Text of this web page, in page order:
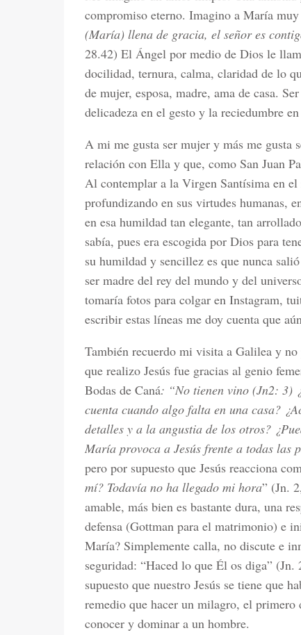
compromiso eterno. Imagino a María
(María) llena de gracia, el señor es
28.42) El Ángel por medio de Dios le
docilidad, ternura, calma, claridad de lo
de mujer, esposa, madre, ama de casa.
delicadeza en el gesto y la reciedumbre
A mi me gusta ser mujer y más me gusta
relación con Ella y que, como San Juan
Al contemplar a la Virgen Santísima en
profundizando en sus virtudes humanas,
en esa humildad tan elegante, tan
sabía, pues era escogida por Dios para
su humildad y sencillez es que nunca
ser madre del rey del mundo y del
tomaría fotos para colgar en Instagram,
escribir estas líneas me doy cuenta que
También recuerdo mi visita a Galilea y
que realizo Jesús fue gracias al genio
Bodas de Caná: “No tienen vino (Jn2: 3)
cuenta cuando algo falta en una casa?
detalles y a la angustia de los otros?
María provoca a Jesús frente a todas las
pero por supuesto que Jesús reacciona
mí? Todavía no ha llegado mi hora” (Jn.
amable, más bien es bastante dura, una
defensa (Gottman para el matrimonio) e
María? Simplemente calla, no discute e
seguridad: “Haced lo que Él os diga”
supuesto que nuestro Jesús se tiene que
remedio que hacer un milagro, el
conocer y dominar a un hombre.